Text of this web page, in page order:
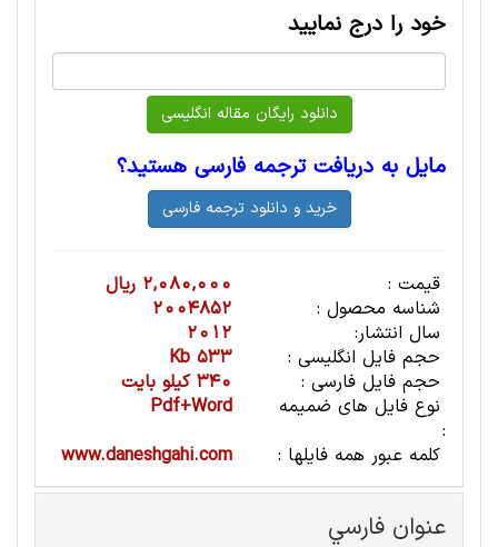
خود را درج نمایید
مایل به دریافت ترجمه فارسی هستید؟
قیمت :
2,080,000 ریال
شناسه محصول :
2004852
سال انتشار:
2012
حجم فایل انگلیسی :
533 Kb
حجم فایل فارسی :
340 کیلو بایت
نوع فایل های ضمیمه
:
Pdf+Word
کلمه عبور همه فایلها :
www.daneshgahi.com
عنوان فارسي